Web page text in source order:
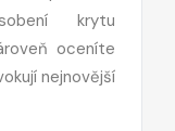
krytu
oceníte
nejnovější